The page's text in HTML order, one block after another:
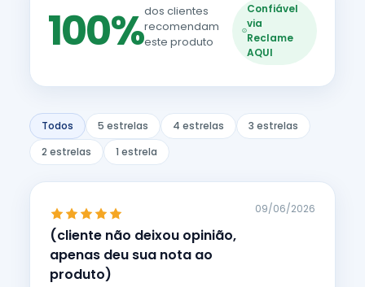
100%dos clientes
recomendam
este produto
Confiável
via
Reclame
AQUI
Todos 5 estrelas 4 estrelas
3 estrelas
2 estrelas
1 estrela
(cliente não deixou opinião,
apenas deu sua nota ao
produto)
09/06/2026